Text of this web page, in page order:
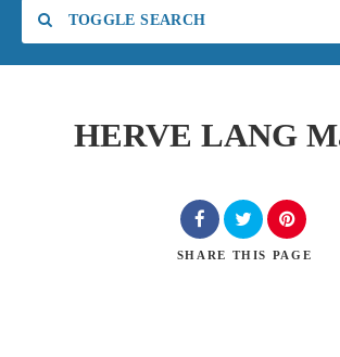
TOGGLE SEARCH
HERVE LANG
SHARE THIS PAGE